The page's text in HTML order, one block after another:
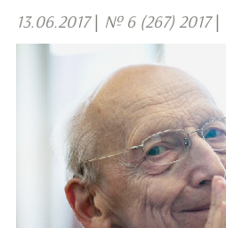
13.06.2017| № 6 (267) 2017 |